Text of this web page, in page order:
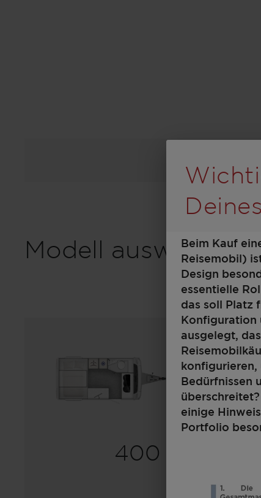
Modell auswählen
400 F
Beim Kauf
Reisemobil)
Design
essentielle
das soll Platz
Konfiguration
ausgelegt,
konfigurieren,
Bedürfnissen
einige
Portfolio